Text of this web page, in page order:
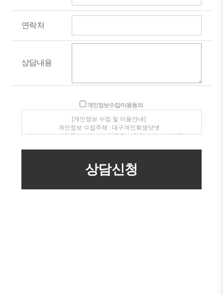
연락처
상담내용
개인정보수집/이용동의
[개인정보 수집 및 이용안내]
개인정보 수집주체 : 대구개인회생닷넷
개인정보 수집항목 : 성명, 연락처등을 포함한 고객이 입력한 정
개인정보보유/이용기간 : 수집일로부터 1년(고객동의 철회시
지체없이 파기)